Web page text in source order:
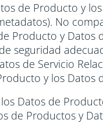
de Producto y
No
Producto y Datos
seguridad
de Servicio
y los Datos
Datos de
de Productos y